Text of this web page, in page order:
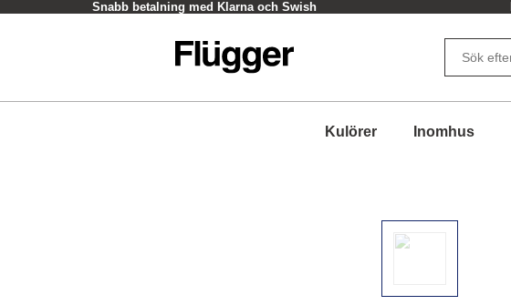
Snabb betalning med Klarna och Swish
Kulörer Inomhus